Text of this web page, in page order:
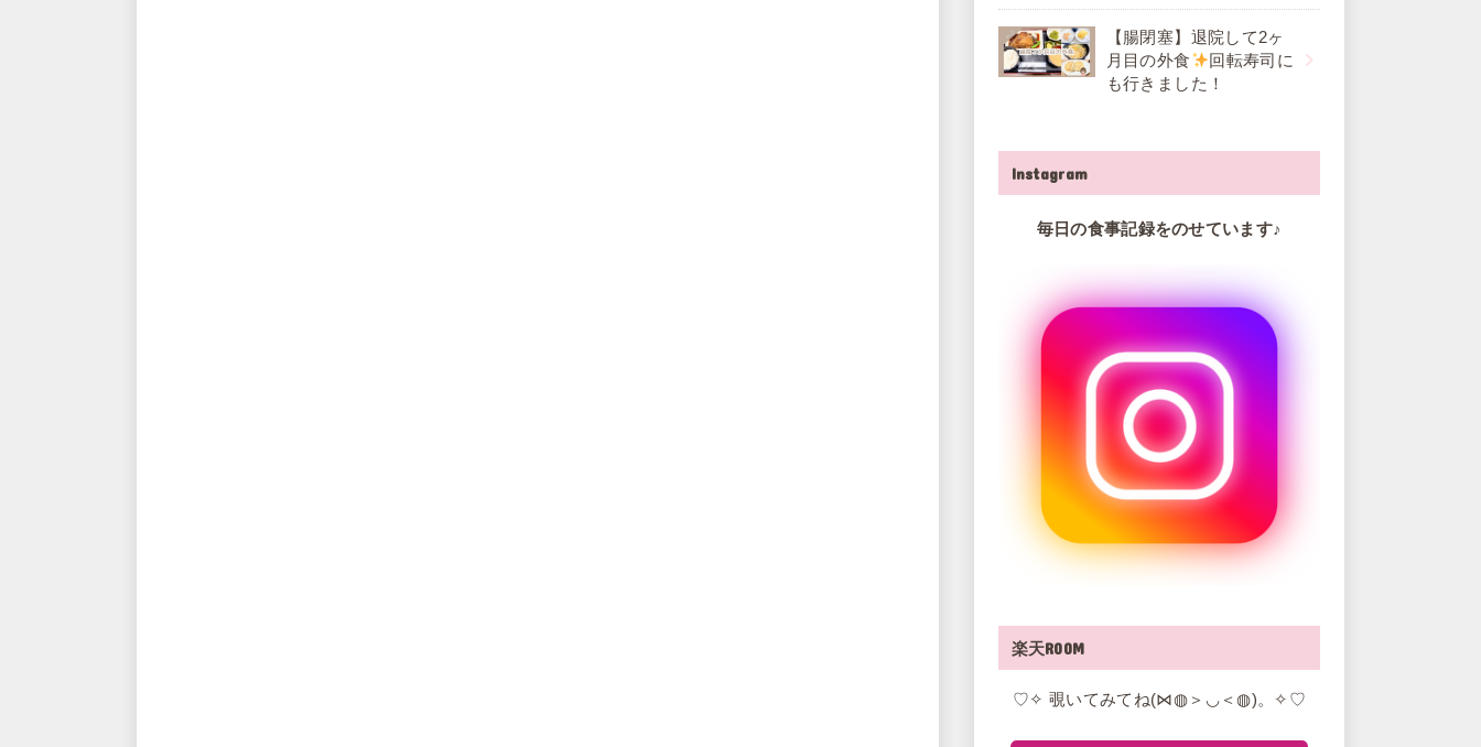
【腸閉塞】退院して2ヶ
月目の外食
回転寿司に
も行きました！
Instagram
毎日の食事記録をのせています♪
楽天ROOM
♡✧ 覗いてみてね(⋈◍＞◡＜◍)。✧♡